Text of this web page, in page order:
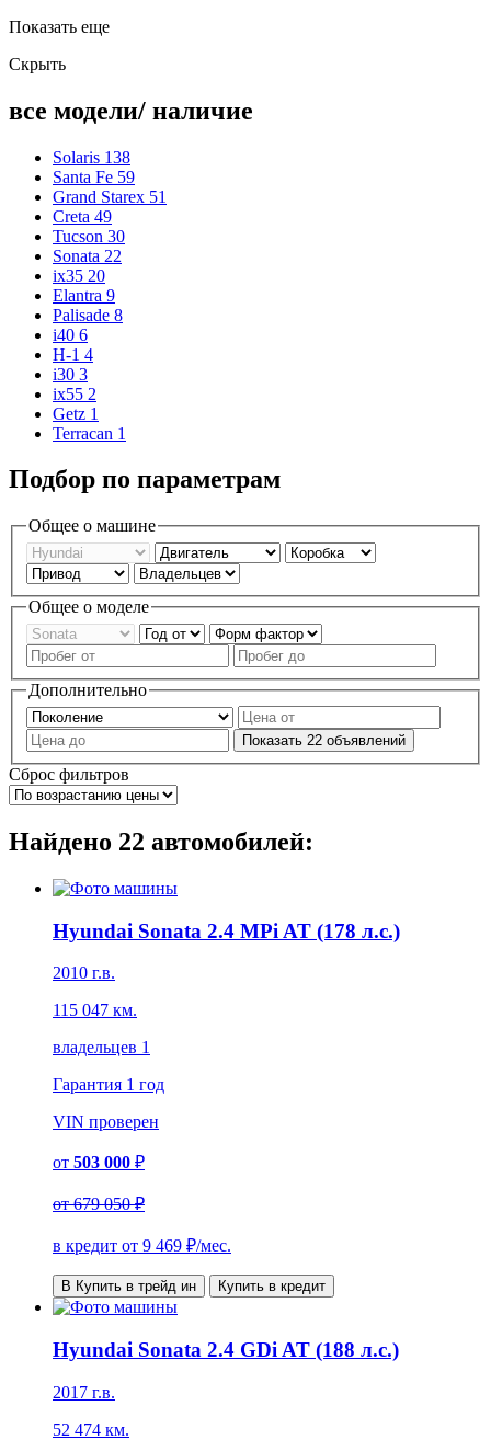
Показать еще
Скрыть
все модели/ наличие
Solaris 138
Santa Fe 59
Grand Starex 51
Creta 49
Tucson 30
Sonata 22
ix35 20
Elantra 9
Palisade 8
i40 6
H-1 4
i30 3
ix55 2
Getz 1
Terracan 1
Подбор по параметрам
Общее о машине
Общее о моделе
Дополнительно
Показать 22 объявлений
Сброс фильтров
Найдено 22 автомобилей:
Hyundai Sonata 2.4 MPi AT (178 л.с.)
2010 г.в.
115 047 км.
владельцев 1
Гарантия 1 год
VIN проверен
от 503 000 ₽
от679 050 ₽
в кредит от 9 469 ₽/мес.
В Купить в трейд ин Купить в кредит
Hyundai Sonata 2.4 GDi AT (188 л.с.)
2017 г.в.
52 474 км.